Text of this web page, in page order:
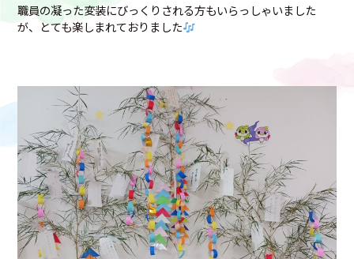
職員の凝った変装にびっくりされる方もいらっしゃいました
が、とても楽しまれておりました